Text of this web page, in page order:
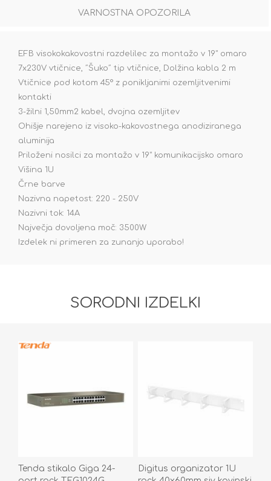
VARNOSTNA OPOZORILA
EFB visokokakovostni razdelilec za montažo v 19" omaro
7x230V vtičnice, ˝Šuko˝ tip vtičnice, Dolžina kabla 2 m
Vtičnice pod kotom 45° z ponikljanimi ozemljitvenimi
kontakti
3-žilni 1,50mm2 kabel, dvojna ozemljitev
Ohišje narejeno iz visoko-kakovostnega anodiziranega
aluminija
Priloženi nosilci za montažo v 19" komunikacijsko omaro
Višina 1U
Črne barve
Nazivna napetost: 220 - 250V
Nazivni tok: 14A
Največja dovoljena moč: 3500W
Izdelek ni primeren za zunanjo uporabo!
SORODNI IZDELKI
Tenda stikalo Giga 24-
Digitus organizator 1U